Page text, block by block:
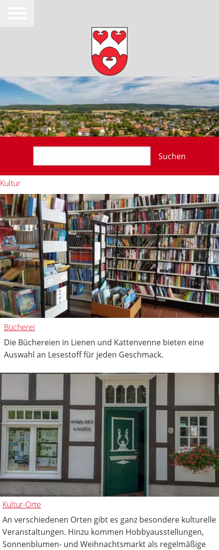
Suchen
Kultur
Bücherei
Die Büchereien in Lienen und Kattenvenne bieten eine
Auswahl an Lesestoff für jeden Geschmack.
Kultur-Orte
An verschiedenen Orten gibt es ganz besondere kulturelle
Veranstaltungen. Hinzu kommen Hobbyausstellungen,
Sonnenblumen- und Weihnachtsmarkt als regelmäßige